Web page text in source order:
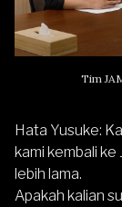
Tim
Hata Yusuke:
kami kembali
lebih lama.
Apakah kalian